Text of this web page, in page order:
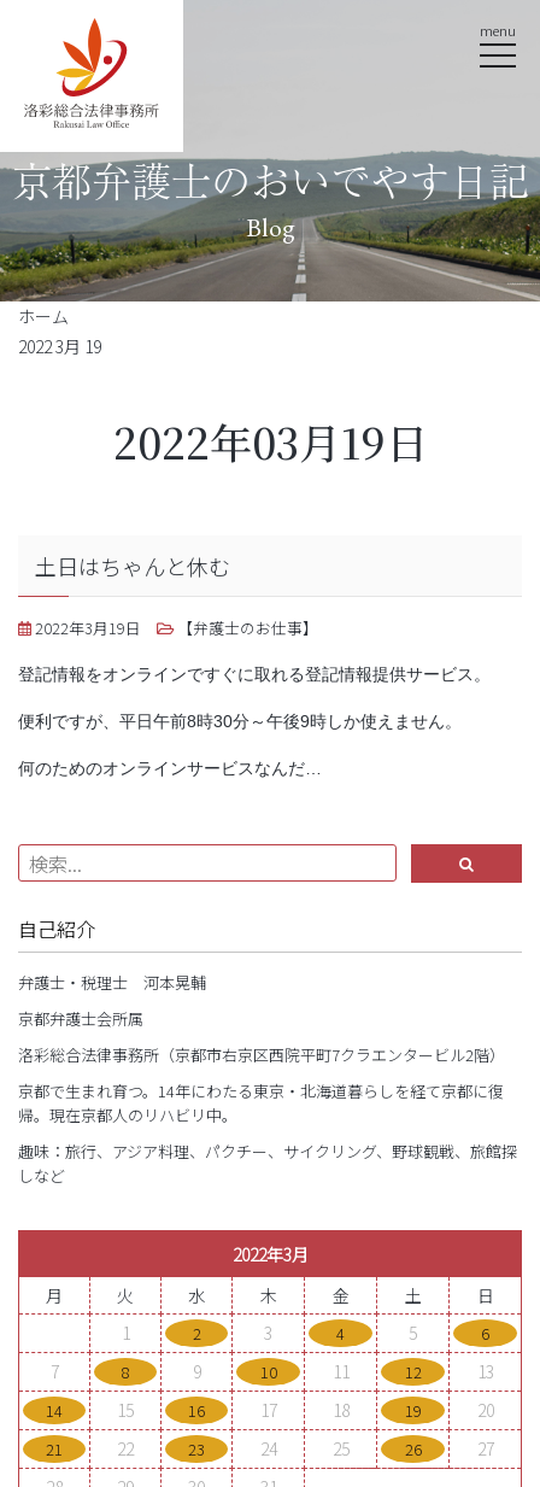
menu
京都弁護士のおいでやす日記
Blog
ホーム
2022 3月 19
2022年03月19日
土日はちゃんと休む
2022年3月19日 【弁護士のお仕事】
登記情報をオンラインですぐに取れる登記情報提供サービス。
便利ですが、平日午前8時30分～午後9時しか使えません。
何のためのオンラインサービスなんだ…
自己紹介
弁護士・税理士 河本晃輔
京都弁護士会所属
洛彩総合法律事務所（京都市右京区西院平町7クラエンタービル2階）
京都で生まれ育つ。14年にわたる東京・北海道暮らしを経て京都に復
帰。現在京都人のリハビリ中。
趣味：旅行、アジア料理、パクチー、サイクリング、野球観戦、旅館探
しなど
2022年3月
月
火 水 木 金 土
日
1
2 3 4 5 6
7 8 9 10 11 12 13
14 15 16 17 18 19 20
21 22 23 24 25 26
27